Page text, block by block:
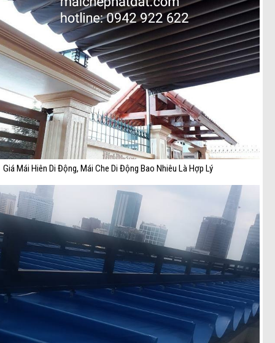
Giá Mái Hiên Di Động, Mái Che Di Động Bao Nhiêu Là Hợp Lý